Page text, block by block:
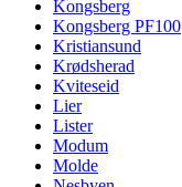
Kongsberg
Kongsberg PF100
Kristiansund
Krødsherad
Kviteseid
Lier
Lister
Modum
Molde